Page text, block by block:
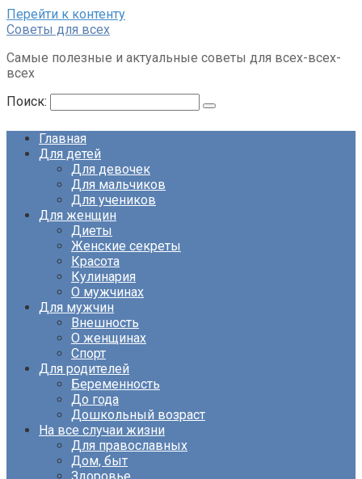
Перейти к контенту
Советы для всех
Самые полезные и актуальные советы для всех-всех-
всех
Поиск:
Главная
Для детей
Для девочек
Для мальчиков
Для учеников
Для женщин
Диеты
Женские секреты
Красота
Кулинария
О мужчинах
Для мужчин
Внешность
О женщинах
Спорт
Для родителей
Беременность
До года
Дошкольный возраст
На все случаи жизни
Для православных
Дом, быт